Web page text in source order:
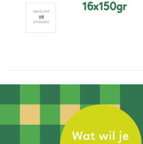
16x150gr